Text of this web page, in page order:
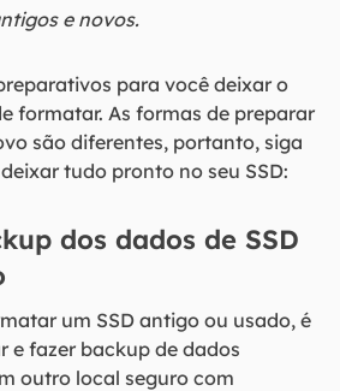
e novos.
para você deixar o
formatar. As formas de preparar
são diferentes, portanto, siga
tudo pronto no seu SSD:
dos dados de SSD
um SSD antigo ou usado, é
e fazer backup de dados
outro local seguro com